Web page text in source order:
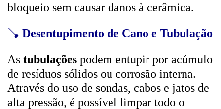
bloqueio sem causar danos à cerâmica.
🪠 Desentupimento de Cano e Tubulação
As tubulações podem entupir por acúmulo
de resíduos sólidos ou corrosão interna.
Através do uso de sondas, cabos e jatos de
alta pressão, é possível limpar todo o